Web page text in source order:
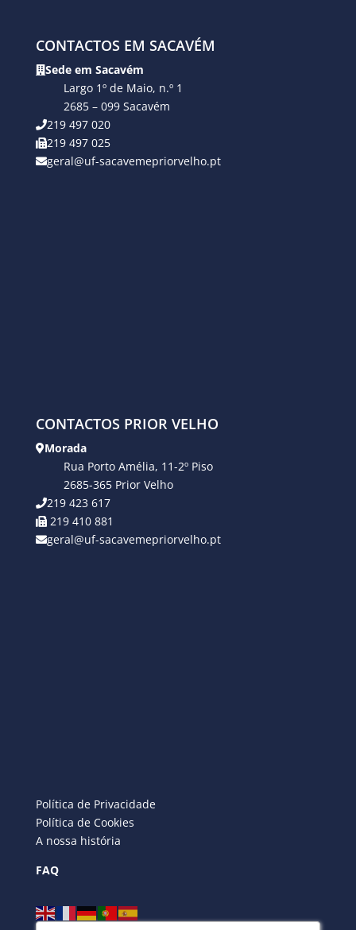
CONTACTOS EM SACAVÉM
Sede em Sacavém
Largo 1º de Maio, n.º 1
2685 – 099 Sacavém
219 497 020
219 497 025
geral@uf-sacavemepriorvelho.pt
CONTACTOS PRIOR VELHO
Morada
Rua Porto Amélia, 11-2º Piso
2685-365 Prior Velho
219 423 617
219 410 881
geral@uf-sacavemepriorvelho.pt
Política de Privacidade
Política de Cookies
A nossa história
FAQ